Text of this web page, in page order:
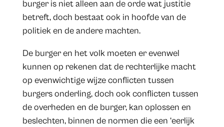
burger is niet alleen aan de orde wat justitie
betreft, doch bestaat ook in hoofde van de
politiek en de andere machten.
De burger en het volk moeten er evenwel
kunnen op rekenen dat de rechterlijke macht
op evenwichtige wijze conflicten tussen
burgers onderling, doch ook conflicten tussen
de overheden en de burger, kan oplossen en
beslechten, binnen de normen die een ‘eerlijk